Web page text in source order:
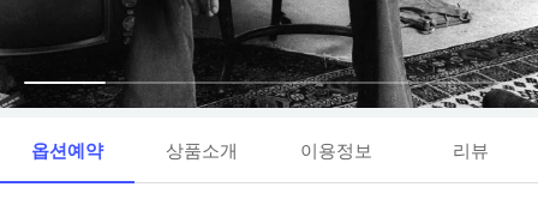
옵션예약 상품소개 이용정보 리뷰